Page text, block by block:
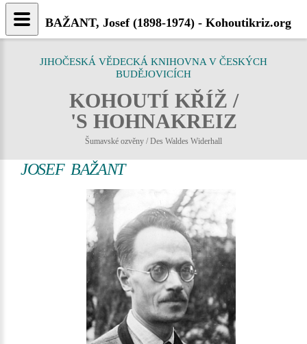
JIHOČESKÁ VĚDECKÁ KNIHOVNA V ČESKÝCH
BUDĚJOVICÍCH
KOHOUTÍ KŘÍŽ /
'S HOHNAKREIZ
Šumavské ozvěny / Des Waldes Widerhall
JOSEF BAŽANT
BAŽANT, Josef (1898-1974) - Kohoutikriz.org